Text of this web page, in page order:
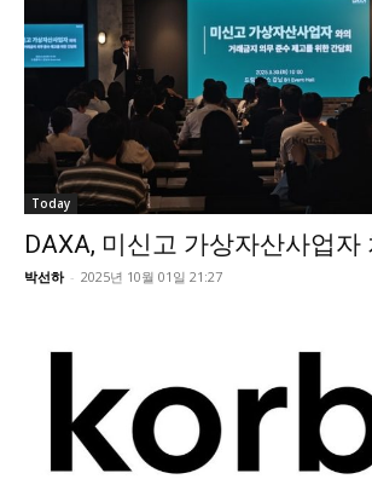
Today
DAXA, 미신고 가상자산사업자
박선하 - 2025년 10월 01일 21:27